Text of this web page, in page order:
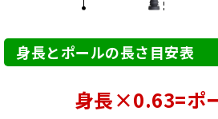
身長とポールの長さ目安表
身長×0.63=ポ